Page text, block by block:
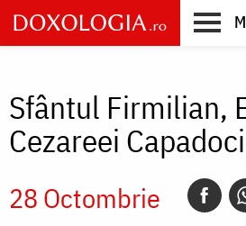
Skip
to
main
Sfântul Firmilian,
Cezareei
28 Octombrie